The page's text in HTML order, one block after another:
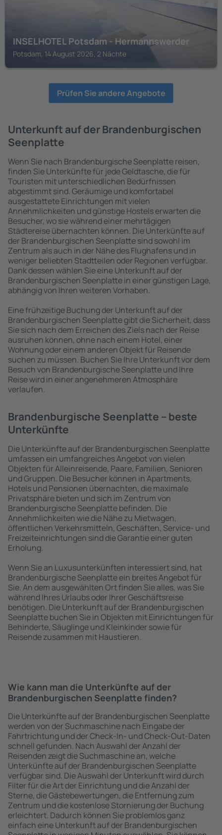
INSELHOTEL Potsdam - Hermannswerder
Potsdam, 14 August 2026, 2 Nächte
Prüfen Sie andere Angebote
Unterkunft auf der Brandenburgischen
Seenplatte
Wenn Sie nach Brandenburgische Seenplatte reisen,
finden Sie Unterkünfte für jede Geldtasche, die für
Touristen mit unterschiedlichen Bedürfnissen
abgestimmt sind. Geräumige und komfortabel
ausgestattete Einrichtungen mit vielen
Annehmlichkeiten und günstige Hostels erwarten die
Besucher, wo sie während einer mehrtägigen
Städtereise übernachten können. Die Unterkünfte auf
der Brandenburgischen Seenplatte sind sowohl im
Zentrum als auch in der Nähe des Flughafens und in
weniger beliebten Stadtteilen oder Regionen verfügbar.
Dank dessen wählen Sie eine Unterkunft auf der
Brandenburgischen Seenplatte in einer günstigen Lage,
abhängig von Ihren weiteren Vorhaben.
Eine frühzeitige Buchung der Unterkunft auf der
Brandenburgischen Seenplatte gibt die Sicherheit, dass
Sie sich nach dem Erreichen des Ziels nach der Reise
ausruhen können, ohne nach einem Hotel, einer
Wohnung oder einem anderen Objekt für Reisende
suchen zu müssen. Buchen Sie Ihre Unterkunft vor dem
Besuch von Brandenburgische Seenplatte und Ihre
Reise wird in einer angenehmeren Atmosphäre
verlaufen.
Brandenburgische Seenplatte – beste
Unterkünfte
Die Unterkünfte auf der Brandenburgischen Seenplatte
umfassen ein umfangreiches Angebot von vielen
Objekten für Alleinreisende, Paare, Familien, Senioren
und Gruppen. Die Besucher können in Apartments,
Hotels und Pensionen übernachten, die maximale
Privatsphäre bieten und sich im Zentrum von
Brandenburgische Seenplatte befinden. Die
Annehmlichkeiten wie die Nähe zu Mietwagen,
öffentlichen Verkehrsmitteln, Geschäften, Service- und
Freizeiteinrichtungen sind die Garantie einer guten
Erholung.
Wenn Sie an Luxusunterkünften interessiert sind, hat
Brandenburgische Seenplatte ein breites Angebot für
Sie. An dem ausgewählten Ort finden Sie alles, was Sie
während Ihres Urlaubs oder Ihrer Geschäftsreise
benötigen. Die Unterkunft auf der Brandenburgischen
Seenplatte buchen Sie in Objekten mit Einrichtungen für
Behinderte, Säuglinge und Kleinkinder sowie für
Reisende zusammen mit Haustieren.
Wie kann man die Unterkünfte auf der
Brandenburgischen Seenplatte finden?
Die Unterkünfte auf der Brandenburgischen Seenplatte
werden von der Suchmaschine nach Eingabe der
Fahrtrichtung und der Check-In- und Check-Out-Daten
schnell gefunden. Nach Auswahl der Anzahl der
Reisenden zeigt die Suchmaschine an, welche
Unterkünfte auf der Brandenburgischen Seenplatte
verfügbar sind. Die Auswahl der Unterkunft wird durch
Filter für die Art der Einrichtung und die Anzahl der
Sterne, die Gästebewertungen, die Entfernung zum
Zentrum und die kostenlose Stornierung der Buchung
erleichtert. Dadurch können Sie problemlos ganz
einfach eine Unterkunft auf der Brandenburgischen